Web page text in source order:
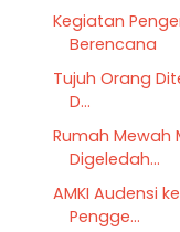
Kegiatan
Berencana
Tujuh Orang
D...
Rumah Mewah
Digeledah...
AMKI Audensi
Pengge...